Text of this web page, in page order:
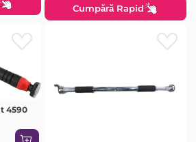
Cumpără Rapid
4590